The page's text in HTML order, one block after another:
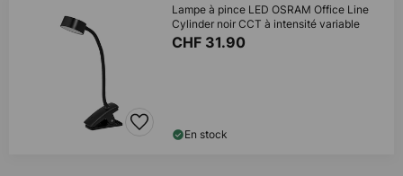
Lampe à pince LED OSRAM Office Line
Cylinder noir CCT à intensité variable
CHF 31.90
En stock